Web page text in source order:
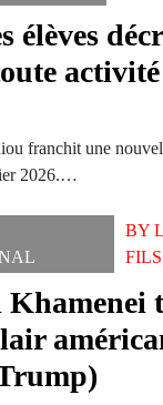
activité
franchit une
2026.…
BY
FILS